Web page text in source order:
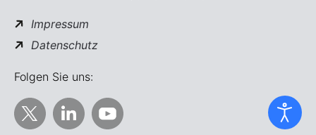
Impressum
Datenschutz
Folgen Sie uns: